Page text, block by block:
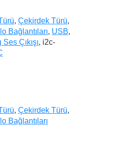
, Çekirdek Türü,
Bağlantıları, USB,
Çıkışı, i2c-
, Çekirdek Türü,
Bağlantıları